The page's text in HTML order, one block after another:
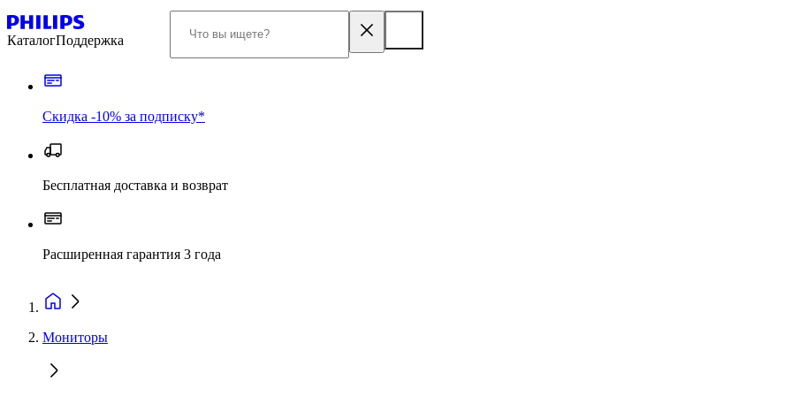
КаталогПоддержка
Скидка -10% за подписку*
Бесплатная доставка и возврат
Расширенная гарантия 3 года
Мониторы